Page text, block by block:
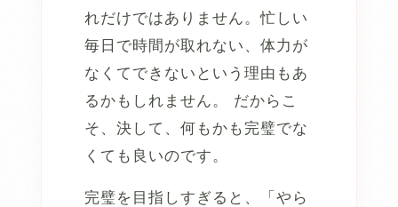
れだけではありません。忙しい
毎日で時間が取れない、体力が
なくてできないという理由もあ
るかもしれません。 だからこ
そ、決して、何もかも完璧でな
くても良いのです。
完璧を目指しすぎると、「やら